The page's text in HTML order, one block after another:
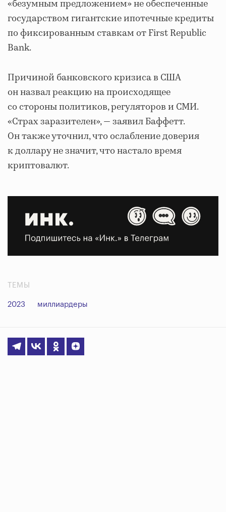
«безумным предложением» не обеспеченные
государством гигантские ипотечные кредиты
по фиксированным ставкам от First Republic
Bank.
Причиной банковского кризиса в США
он назвал реакцию на происходящее
со стороны политиков, регуляторов и СМИ.
«Страх заразителен», — заявил Баффетт.
Он также уточнил, что ослабление доверия
к доллару не значит, что настало время
криптовалют.
ТЕМЫ
2023 миллиардеры